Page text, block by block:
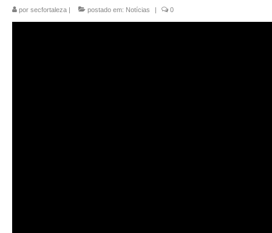
por secfortaleza | postado em: Notícias | 0